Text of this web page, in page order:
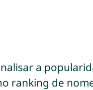
a
ranking de